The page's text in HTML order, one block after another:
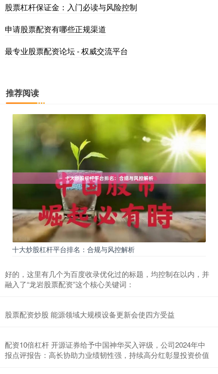
股票杠杆保证金：入门必读与风险控制
申请股票配资有哪些正规渠道
最专业股票配资论坛 - 权威交流平台
推荐阅读
十大炒股杠杆平台排名：合规与风控解析
好的，这里有几个为百度收录优化过的标题，均控制在以内，并
融入了“龙岩股票配资”这个核心关键词：
股票配资炒股 能源领域大规模设备更新会使四方受益
配资10倍杠杆 开源证券给予中国神华买入评级，公司2024年中
报点评报告：高长协助力业绩韧性强，持续高分红彰显投资价值